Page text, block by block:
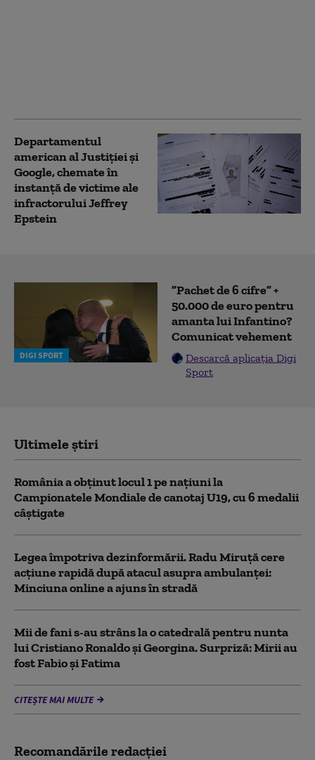
Departamentul
american al Justiției și
Google, chemate în
instanță de victime ale
infractorului Jeffrey
Epstein
DIGI SPORT
”Pachet de 6 cifre” +
50.000 de euro pentru
amanta lui Infantino?
Comunicat vehement
Descarcă aplicația Digi
Sport
Ultimele știri
România a obținut locul 1 pe naţiuni la
Campionatele Mondiale de canotaj U19, cu 6 medalii
câștigate
Legea împotriva dezinformării. Radu Miruță cere
acțiune rapidă după atacul asupra ambulanței:
Minciuna online a ajuns în stradă
Mii de fani s-au strâns la o catedrală pentru nunta
lui Cristiano Ronaldo şi Georgina. Surpriză: Mirii au
fost Fabio şi Fatima
CITEȘTE MAI MULTE
Recomandările redacţiei